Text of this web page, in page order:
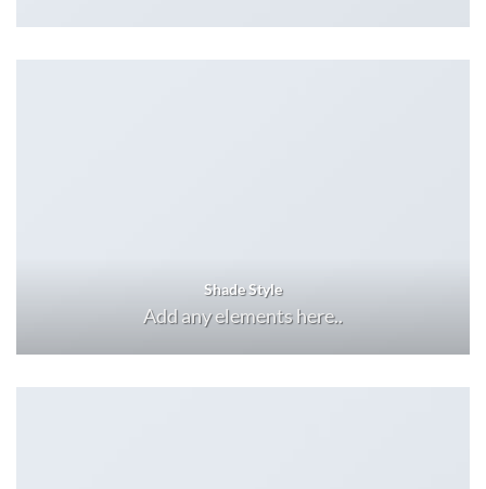
Shade Style
Add any elements here..